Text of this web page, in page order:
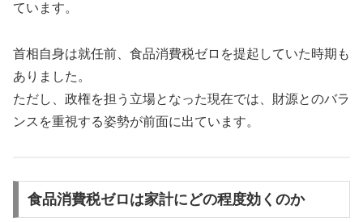
ています。
首相自身は就任前、食品消費税ゼロを提起していた時期も
ありました。
ただし、政権を担う立場となった現在では、財源とのバラ
ンスを重視する姿勢が前面に出ています。
食品消費税ゼロは家計にどの程度効くのか